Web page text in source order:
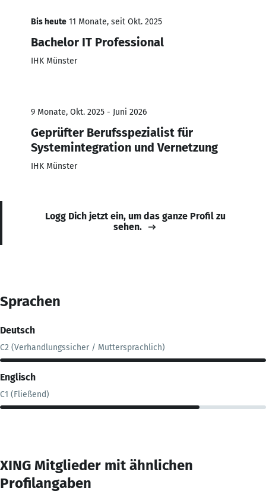
Bis heute 11 Monate, seit Okt. 2025
Bachelor IT Professional
IHK Münster
9 Monate, Okt. 2025 - Juni 2026
Geprüfter Berufsspezialist für
Systemintegration und Vernetzung
IHK Münster
Logg Dich jetzt ein, um das ganze Profil zu
sehen.
Sprachen
Deutsch
C2 (Verhandlungssicher / Muttersprachlich)
Englisch
C1 (Fließend)
XING Mitglieder mit ähnlichen
Profilangaben